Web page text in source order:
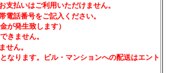
払いはご利用いただけません。
話番号をご記入ください。
が発生致します）
きません。
せん。
なります。ビル・マンションへの配送はエント